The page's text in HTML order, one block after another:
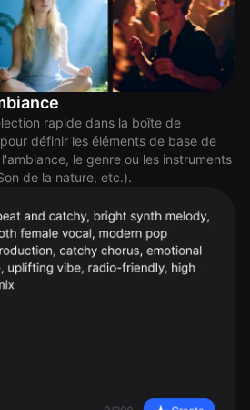
rapide dans la boîte de
définir les éléments de base de
le genre ou les instruments
de la nature, etc.).